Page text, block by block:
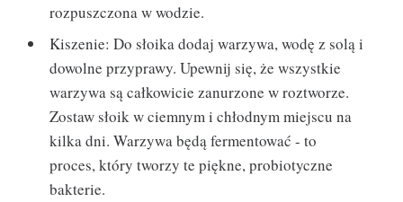
rozpuszczona w wodzie.
Kiszenie: Do słoika dodaj warzywa, wodę z solą i
dowolne przyprawy. Upewnij się, że wszystkie
warzywa są całkowicie zanurzone w roztworze.
Zostaw słoik w ciemnym i chłodnym miejscu na
kilka dni. Warzywa będą fermentować - to
proces, który tworzy te piękne, probiotyczne
bakterie.